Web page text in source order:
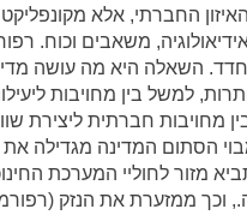
החברתי, אלא
משאבים וכוח.
השאלה היא מה עושה
למשל בין מחויבות
מחויבות חברתית ליצירת
הסתום המדינה מגדילה את
מזור לחוליי המערכת
וכך ממזערת את הנזק